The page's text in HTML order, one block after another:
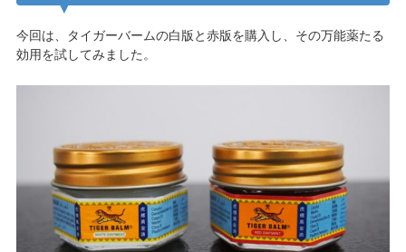
今回は、タイガーバームの白版と赤版を購入し、その万能薬たる
効用を試してみました。